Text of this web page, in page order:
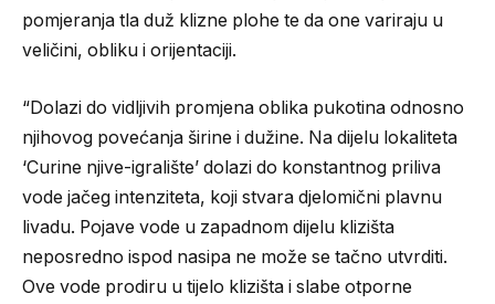
pomjeranja tla duž klizne plohe te da one variraju u
veličini, obliku i orijentaciji.
“Dolazi do vidljivih promjena oblika pukotina odnosno
njihovog povećanja širine i dužine. Na dijelu lokaliteta
‘Curine njive-igralište’ dolazi do konstantnog priliva
vode jačeg intenziteta, koji stvara djelomični plavnu
livadu. Pojave vode u zapadnom dijelu klizišta
neposredno ispod nasipa ne može se tačno utvrditi.
Ove vode prodiru u tijelo klizišta i slabe otporne